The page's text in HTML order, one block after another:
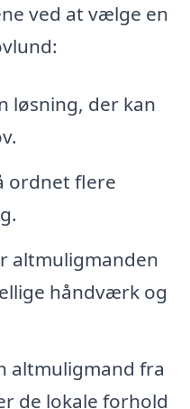
ved at vælge en
løsning, der kan
ordnet flere
altmuligmanden
håndværk og
altmuligmand fra
de lokale forhold